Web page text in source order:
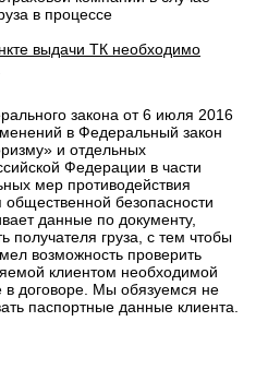
в процессе
выдачи ТК необходимо
закона от 6 июля 2016
в Федеральный закон
и отдельных
Федерации в части
мер противодействия
безопасности
данные по документу,
получателя груза, с тем чтобы
возможность проверить
клиентом необходимой
договоре. Мы обязуемся не
паспортные данные клиента.